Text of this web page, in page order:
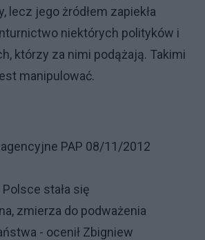
lecz jego żródłem zapiekła
niektórych polityków i
którzy za nimi podążają. Takimi
manipulować.
PAP 08/11/2012
stała się
zmierza do podważenia
- ocenił Zbigniew